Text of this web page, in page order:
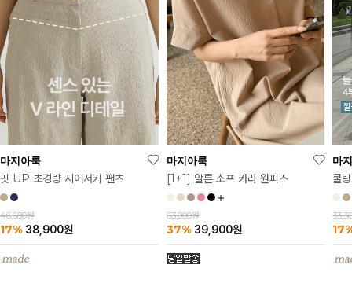
마지아룩
핏 UP 초경량 시어서커 팬츠
46,680원
17% 38,900원
마지아룩
[1+1] 알른 소프 카라 원피스
63,000원
37% 39,900원
마
쿨